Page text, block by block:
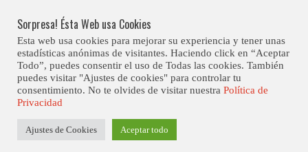
content
Club Contest.
Posts tagged "Jota Bejarano"
Sorpresa! Ésta Web usa Cookies
Esta web usa cookies para mejorar su experiencia y tener unas
estadísticas anónimas de visitantes. Haciendo click en “Aceptar
Todo”, puedes consentir el uso de Todas las cookies. También
puedes visitar "Ajustes de cookies" para controlar tu
consentimiento. No te olvides de visitar nuestra Política de
Privacidad
Ajustes de Cookies Aceptar todo